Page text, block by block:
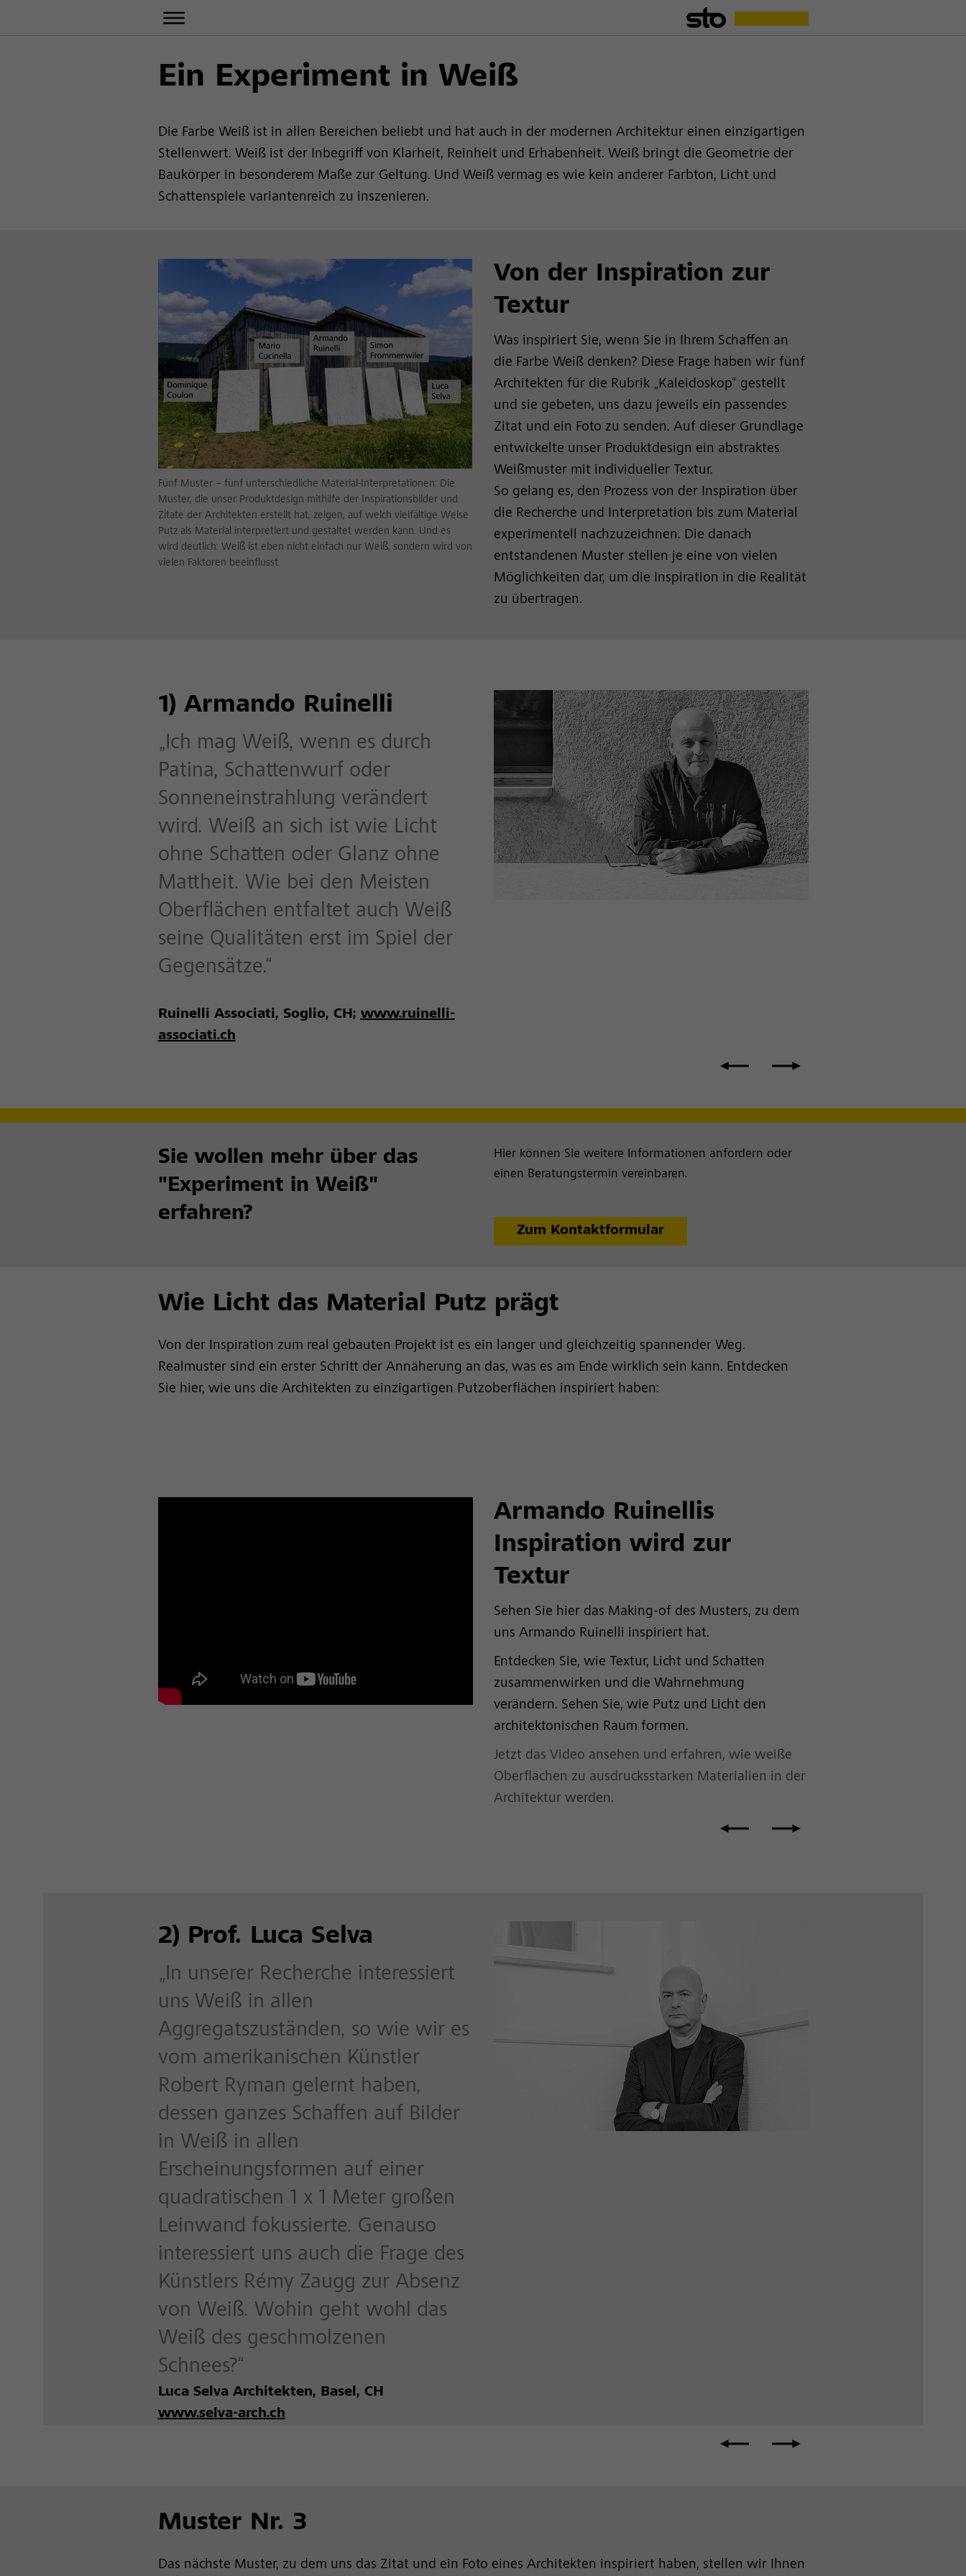
Ein Experiment in Weiß
Die Farbe Weiß ist in allen Bereichen beliebt und hat auch in der modernen Architektur einen einzigartigen
Stellenwert. Weiß ist der Inbegriff von Klarheit, Reinheit und Erhabenheit. Weiß bringt die Geometrie der
Baukörper in besonderem Maße zur Geltung. Und Weiß vermag es wie kein anderer Farbton, Licht und
Schattenspiele variantenreich zu inszenieren.
Von der Inspiration zur
Textur
Was inspiriert Sie, wenn Sie in Ihrem Schaffen an
die Farbe Weiß denken? Diese Frage haben wir fünf
Architekten für die Rubrik „Kaleidoskop“ gestellt
und sie gebeten, uns dazu jeweils ein passendes
Zitat und ein Foto zu senden. Auf dieser Grundlage
entwickelte unser Produktdesign ein abstraktes
Weißmuster mit individueller Textur.
So gelang es, den Prozess von der Inspiration über
die Recherche und Interpretation bis zum Material
experimentell nachzuzeichnen. Die danach
entstandenen Muster stellen je eine von vielen
Möglichkeiten dar, um die Inspiration in die Realität
zu übertragen.
Fünf Muster – fünf unterschiedliche Material-Interpretationen: Die
Muster, die unser Produktdesign mithilfe der Inspirationsbilder und
Zitate der Architekten erstellt hat, zeigen, auf welch vielfältige Weise
Putz als Material interpretiert und gestaltet werden kann. Und es
wird deutlich: Weiß ist eben nicht einfach nur Weiß, sondern wird von
vielen Faktoren beeinflusst.
1) Armando Ruinelli
„Ich mag Weiß, wenn es durch
Patina, Schattenwurf oder
Sonneneinstrahlung verändert
wird. Weiß an sich ist wie Licht
ohne Schatten oder Glanz ohne
Mattheit. Wie bei den Meisten
Oberflächen entfaltet auch Weiß
seine Qualitäten erst im Spiel der
Gegensätze.“
Ruinelli Associati, Soglio, CH;www.ruinelli-
associati.ch
Sie wollen mehr über das
"Experiment in Weiß"
erfahren?
Hier können Sie weitere Informationen anfordern oder
einen Beratungstermin vereinbaren.
Zum Kontaktformular
Wie Licht das Material Putz prägt
Von der Inspiration zum real gebauten Projekt ist es ein langer und gleichzeitig spannender Weg.
Realmuster sind ein erster Schritt der Annäherung an das, was es am Ende wirklich sein kann. Entdecken
Sie hier, wie uns die Architekten zu einzigartigen Putzoberflächen inspiriert haben:
Armando Ruinellis
Inspiration wird zur
Textur
Sehen Sie hier das Making-of des Musters, zu dem
uns Armando Ruinelli inspiriert hat.
Entdecken Sie, wie Textur, Licht und Schatten
zusammenwirken und die Wahrnehmung
verändern. Sehen Sie, wie Putz und Licht den
architektonischen Raum formen.
Jetzt das Video ansehen und erfahren, wie weiße
Oberflächen zu ausdrucksstarken Materialien in der
Architektur werden.
2) Prof. Luca Selva
„In unserer Recherche interessiert
uns Weiß in allen
Aggregatszuständen, so wie wir es
vom amerikanischen Künstler
Robert Ryman gelernt haben,
dessen ganzes Schaffen auf Bilder
in Weiß in allen
Erscheinungsformen auf einer
quadratischen 1 x 1 Meter großen
Leinwand fokussierte. Genauso
interessiert uns auch die Frage des
Künstlers Rémy Zaugg zur Absenz
von Weiß. Wohin geht wohl das
Weiß des geschmolzenen
Schnees?“
Luca Selva Architekten, Basel, CH
www.selva-arch.ch
Muster Nr. 3
Das nächste Muster, zu dem uns das Zitat und ein Foto eines Architekten inspiriert haben, stellen wir Ihnen